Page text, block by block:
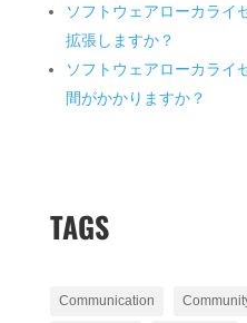
ソフトウェアローカライ
拡張しますか？
ソフトウェアローカライ
間がかかりますか？
TAGS
Communication